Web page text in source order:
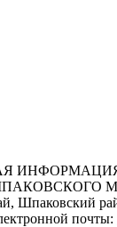
Шпаковский
почты: